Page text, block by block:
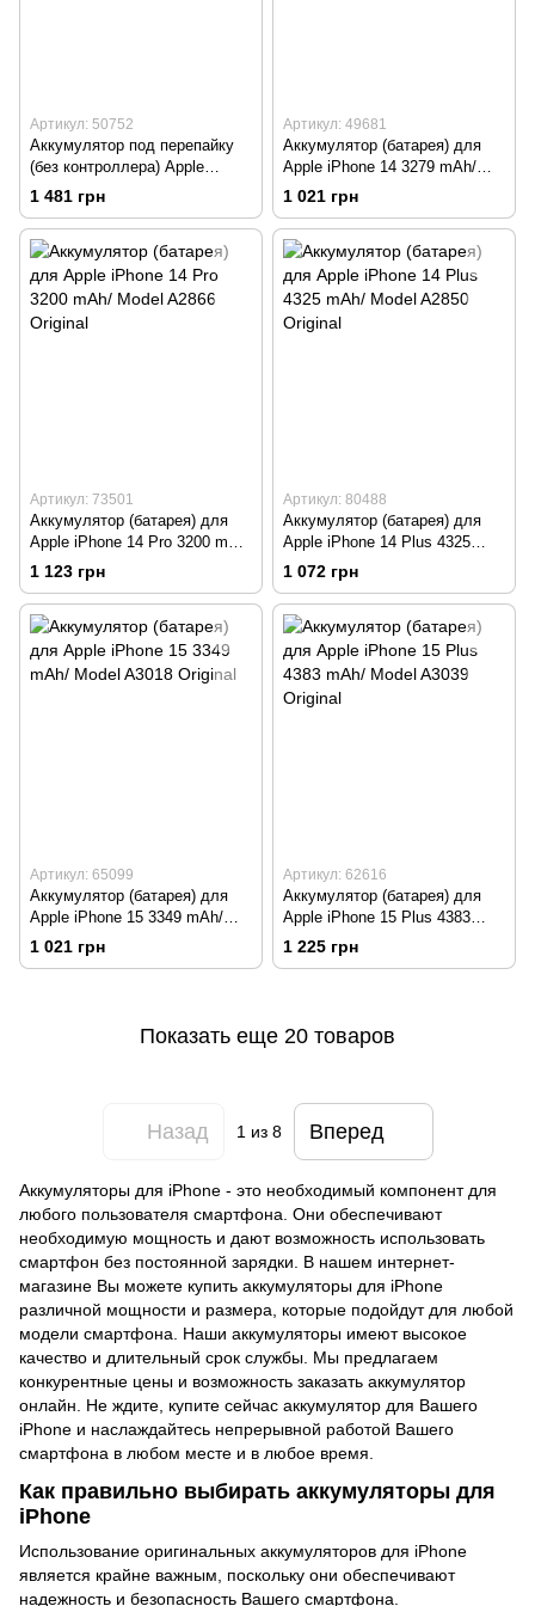
Артикул: 50752
Аккумулятор под перепайку
(без контроллера) Apple
iPhone 15 Pro Max 4441 mAh/
Model A3121 Original
1 481 грн
Артикул: 49681
Аккумулятор (батарея) для
Apple iPhone 14 3279 mAh/
Model A2863 Original
1 021 грн
Артикул: 73501
Аккумулятор (батарея) для
Apple iPhone 14 Pro 3200 mAh/
Model A2866 Original
1 123 грн
Артикул: 80488
Аккумулятор (батарея) для
Apple iPhone 14 Plus 4325
mAh/ Model A2850 Original
1 072 грн
Артикул: 65099
Аккумулятор (батарея) для
Apple iPhone 15 3349 mAh/
Model A3018 Original
1 021 грн
Артикул: 62616
Аккумулятор (батарея) для
Apple iPhone 15 Plus 4383
mAh/ Model A3039 Original
1 225 грн
Показать еще 20 товаров
Назад 1из 8 Вперед
Аккумуляторы для iPhone - это необходимый компонент для
любого пользователя смартфона. Они обеспечивают
необходимую мощность и дают возможность использовать
смартфон без постоянной зарядки. В нашем интернет-
магазине Вы можете купить аккумуляторы для iPhone
различной мощности и размера, которые подойдут для любой
модели смартфона. Наши аккумуляторы имеют высокое
качество и длительный срок службы. Мы предлагаем
конкурентные цены и возможность заказать аккумулятор
онлайн. Не ждите, купите сейчас аккумулятор для Вашего
iPhone и наслаждайтесь непрерывной работой Вашего
смартфона в любом месте и в любое время.
Как правильно выбирать аккумуляторы для
iPhone
Использование оригинальных аккумуляторов для iPhone
является крайне важным, поскольку они обеспечивают
надежность и безопасность Вашего смартфона.